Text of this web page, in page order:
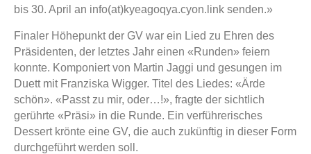
bis 30. April an info(at)kyeagoqya.cyon.link senden.»
Finaler Höhepunkt der GV war ein Lied zu Ehren des
Präsidenten, der letztes Jahr einen «Runden» feiern
konnte. Komponiert von Martin Jaggi und gesungen im
Duett mit Franziska Wigger. Titel des Liedes: «Ärde
schön». «Passt zu mir, oder…!», fragte der sichtlich
gerührte «Präsi» in die Runde. Ein verführerisches
Dessert krönte eine GV, die auch zukünftig in dieser Form
durchgeführt werden soll.